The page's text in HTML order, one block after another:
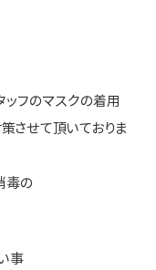
フのマスクの着用
させて頂いておりま
毒の
事